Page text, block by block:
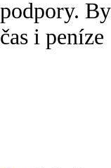
podpory.
čas i peníze